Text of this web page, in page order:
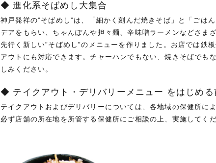
◆ 進化系そばめし大集合
神戸発祥の”そばめし”は、「細かく刻んだ焼きそば」と「ごは
デアをもらい、ちゃんぽんや担々麺、辛味噌ラーメンなどさま
先行く新しい”そばめし”のメニューを作りました。お店では鉄
アウトにも対応できます。チャーハンでもない、焼きそばでも
しみください。
◆ テイクアウト・デリバリーメニュー をはじめる
テイクアウトおよびデリバリーについては、各地域の保健所に
必ず店舗の所在地を所管する保健所にご相談の上、実施してくだ